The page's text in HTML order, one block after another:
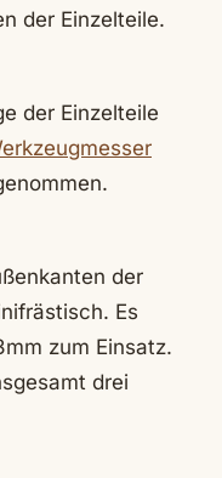
der Einzelteile.
der Einzelteile
der
Es
zum Einsatz.
drei